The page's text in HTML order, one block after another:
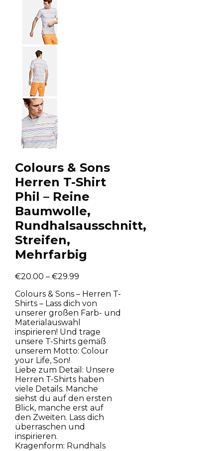
Colours & Sons
Herren T-Shirt
Phil – Reine
Baumwolle,
Rundhalsausschnitt,
Streifen,
Mehrfarbig
€20.00 – €29.99
Colours & Sons – Herren T-
Shirts – Lass dich von
unserer großen Farb- und
Materialauswahl
inspirieren! Und trage
unsere T-Shirts gemäß
unserem Motto: Colour
your Life, Son!
Liebe zum Detail: Unsere
Herren T-Shirts haben
viele Details. Manche
siehst du auf den ersten
Blick, manche erst auf
den Zweiten. Lass dich
überraschen und
inspirieren.
Kragenform: Rundhals